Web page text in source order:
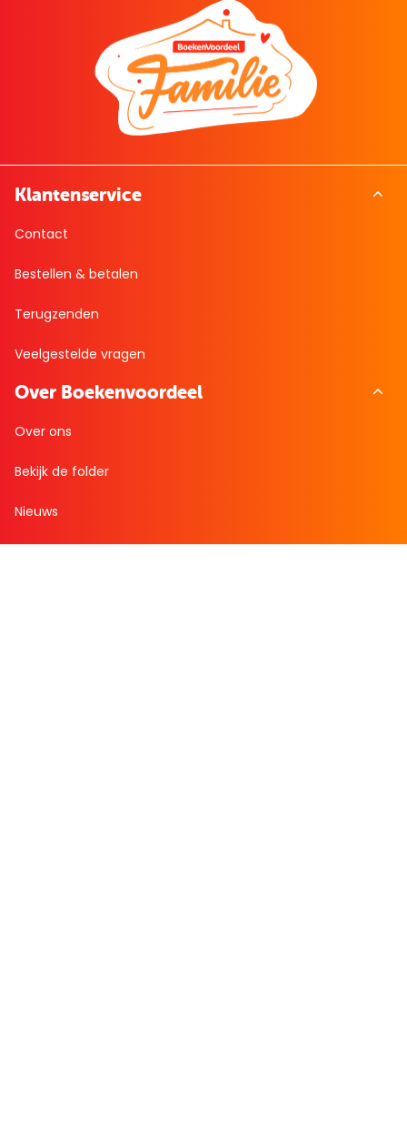
Klantenservice
Contact
Bestellen & betalen
Terugzenden
Veelgestelde vragen
Over Boekenvoordeel
Over ons
Bekijk de folder
Nieuws